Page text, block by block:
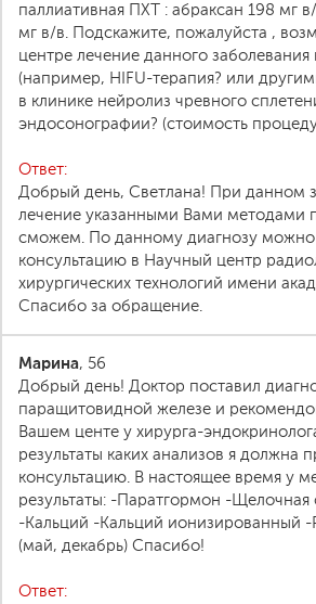
паллиативная ПХТ : абраксан 198 мг
мг в/в. Подскажите, пожалуйста ,
центре лечение данного
(например, HIFU-терапия? или
в клинике нейролиз чревного
эндосонографии? (стоимость
Ответ:
Добрый день, Светлана! При данном
лечение указанными Вами методами
сможем. По данному диагнозу можно
консультацию в Научный центр
хирургических технологий имени
Спасибо за обращение.
Марина, 56
Добрый день! Доктор поставил
паращитовидной железе и
Вашем центе у хирурга-
результаты каких анализов я должна
консультацию. В настоящее время у
результаты: -Паратгормон -Щелочная
-Кальций -Кальций ионизированный -
(май, декабрь) Спасибо!
Ответ: